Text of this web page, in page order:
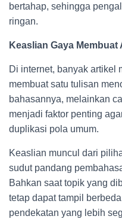
bertahap, sehingga
ringan.
Keaslian Gaya
Di internet, banyak artikel
membuat satu tulisan
bahasannya, melainkan
menjadi faktor penting
duplikasi pola umum.
Keaslian muncul dari
sudut pandang
Bahkan saat topik yang
tetap dapat tampil
pendekatan yang lebih